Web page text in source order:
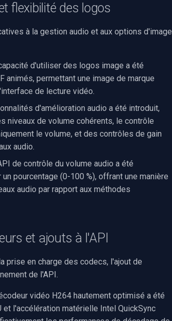
flexibilité des logos
à la gestion audio et aux options d'image
d'utiliser des logos image a été
animés, permettant une image de marque
de lecture vidéo.
d'amélioration audio a été introduit,
niveaux de volume cohérents, le contrôle
le volume, et des contrôles de gain
audio.
de contrôle du volume audio a été
pourcentage (0-100 %), offrant une manière
audio par rapport aux méthodes
et ajouts à l'API
prise en charge des codecs, l'ajout de
de l'API.
vidéo H264 hautement optimisé a été
l'accélération matérielle Intel QuickSync